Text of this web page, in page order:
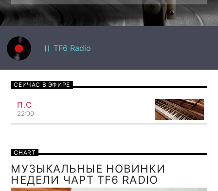
TF6 Radio
СЕЙЧАС В ЭФИРЕ
П.С
22:00
CHART
МУЗЫКАЛЬНЫЕ НОВИНКИ
НЕДЕЛИ ЧАРТ TF6 RADIO